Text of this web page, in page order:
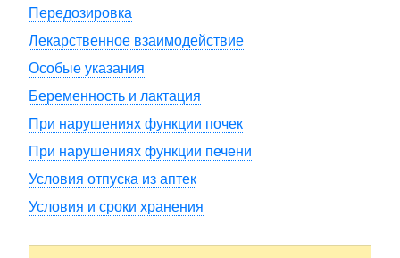
Передозировка
Лекарственное взаимодействие
Особые указания
Беременность и лактация
При нарушениях функции почек
При нарушениях функции печени
Условия отпуска из аптек
Условия и сроки хранения